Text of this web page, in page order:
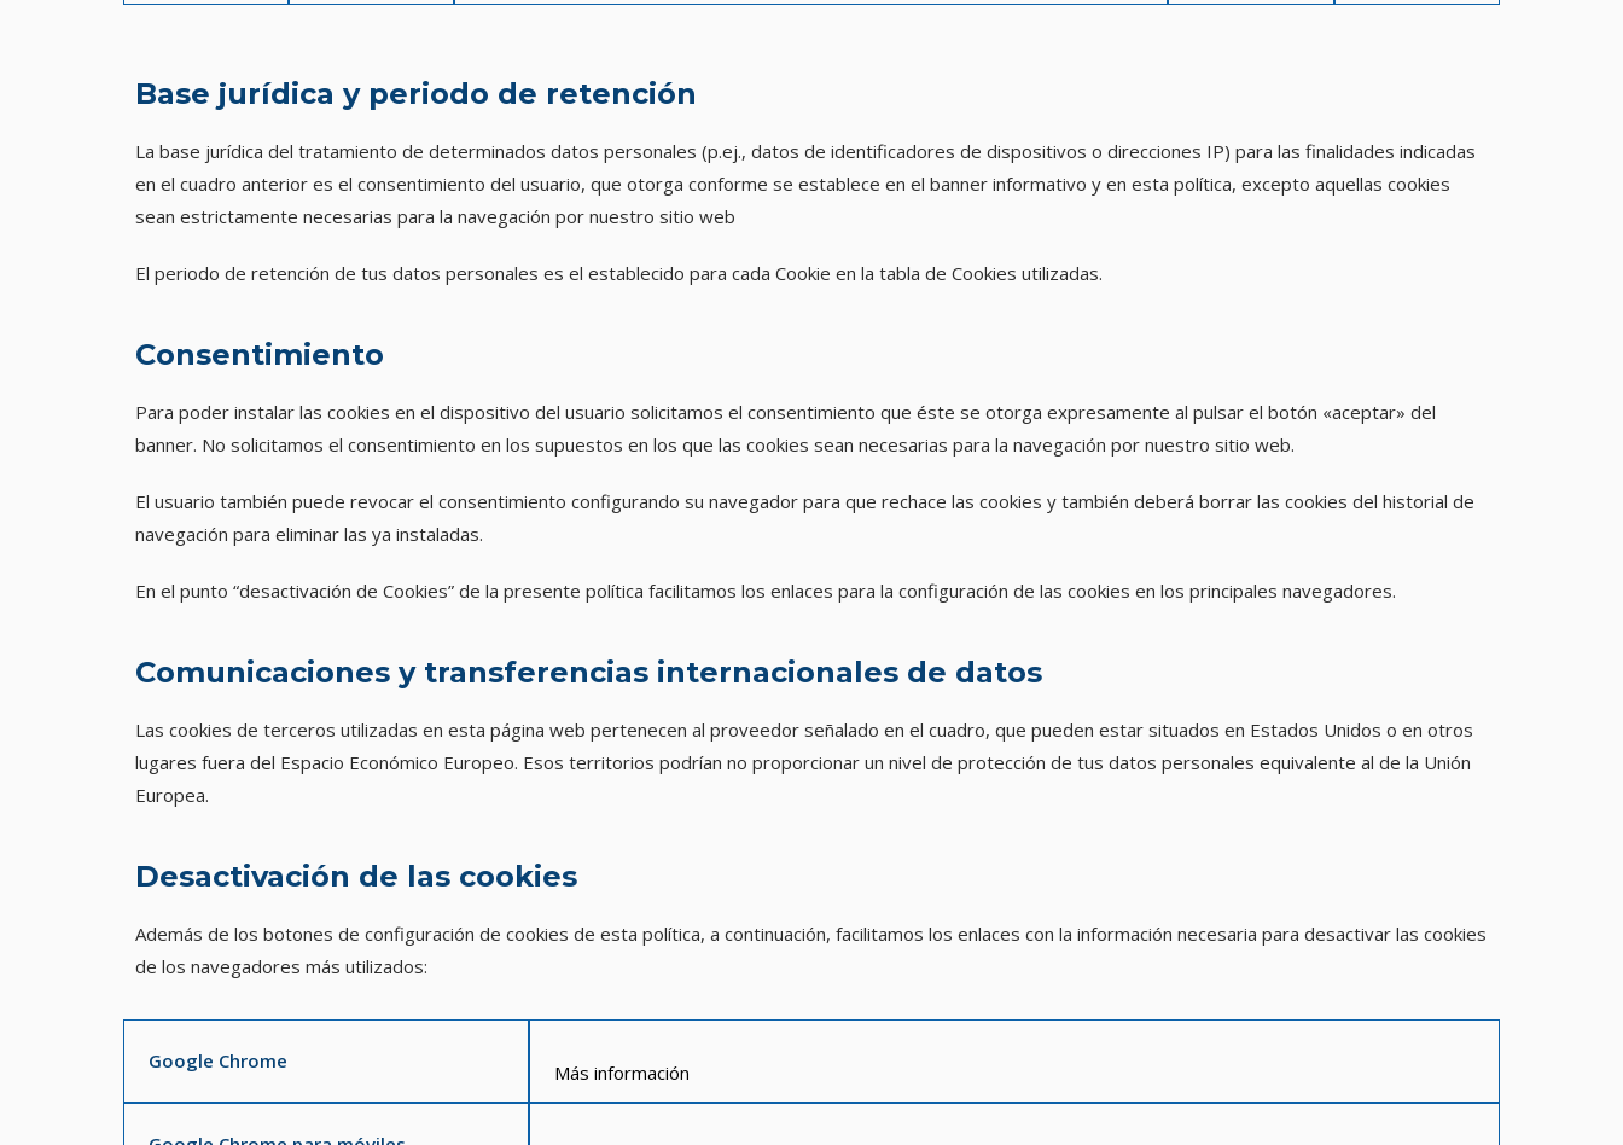
Base jurídica y periodo de retención
La base jurídica del tratamiento de determinados datos personales (p.ej., datos de identificadores de dispositivos o direcciones IP) para las finalidades indicadas
en el cuadro anterior es el consentimiento del usuario, que otorga conforme se establece en el banner informativo y en esta política, excepto aquellas cookies
sean estrictamente necesarias para la navegación por nuestro sitio web
El periodo de retención de tus datos personales es el establecido para cada Cookie en la tabla de Cookies utilizadas.
Consentimiento
Para poder instalar las cookies en el dispositivo del usuario solicitamos el consentimiento que éste se otorga expresamente al pulsar el botón «aceptar» del
banner. No solicitamos el consentimiento en los supuestos en los que las cookies sean necesarias para la navegación por nuestro sitio web.
El usuario también puede revocar el consentimiento configurando su navegador para que rechace las cookies y también deberá borrar las cookies del historial de
navegación para eliminar las ya instaladas.
En el punto “desactivación de Cookies” de la presente política facilitamos los enlaces para la configuración de las cookies en los principales navegadores.
Comunicaciones y transferencias internacionales de datos
Las cookies de terceros utilizadas en esta página web pertenecen al proveedor señalado en el cuadro, que pueden estar situados en Estados Unidos o en otros
lugares fuera del Espacio Económico Europeo. Esos territorios podrían no proporcionar un nivel de protección de tus datos personales equivalente al de la Unión
Europea.
Desactivación de las cookies
Además de los botones de configuración de cookies de esta política, a continuación, facilitamos los enlaces con la información necesaria para desactivar las cookies
de los navegadores más utilizados:
Google Chrome Más información